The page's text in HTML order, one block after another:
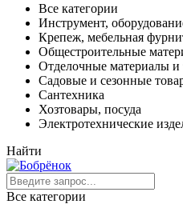
Все категории
Инструмент,
Крепеж, мебельная
Общестроительные
Отделочные материалы и
Садовые и сезонные
Сантехника
Хозтовары, посуда
Электротехнические
Найти
Все категории